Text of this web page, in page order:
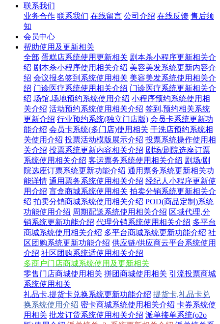
联系我们
业务合作 联系我们 在线留言 公司介绍 在线反馈 售后须
知
会员中心
帮助使用及更新相关
全部 蛋糕店系统使用更新相关 剧本杀小程序更新相关介
绍 剧本杀小程序使用相关介绍 美容美发系统更新内容介
绍 会议报名签到系统使用相关 美容美发系统使用相关介
绍 门诊医疗系统使用相关介绍 门诊医疗系统更新相关介
绍 场馆,场地预约系统使用介绍 小程序预约系统使用相
关介绍 活动预约系统使用相关介绍 签到,预约相关系统
更新介绍 行业预约系统(独立门店版) 会员卡系统更新功
能介绍 会员卡系统(多门店)使用相关 干洗店预约系统相
关使用介绍 投票活动模版展示介绍 投票系统操作使用相
关介绍 投票系统更新内容相关介绍 剧场/剧院选座订票
系统使用相关介绍 客运票务系统使用相关介绍 剧场/剧
院选座订票系统更新功能介绍 通用票务系统更新相关功
能详情 通用票务系统使用相关介绍 经纪人小程序更新使
用介绍 盲盒商城系统使用相关 拍卖分销系统更新相关介
绍 拍卖分销商城系统使用相关介绍 POD(商品定制)系统
功能使用介绍 周期配送系统使用相关介绍 区域代理,分
销系统更新功能介绍 代理分销系统使用相关介绍 多平台
商城系统使用相关介绍 多平台商城系统更新功能介绍 社
区团购系统更新功能介绍 供应链/供应商云平台系统使用
介绍 社区团购系统适使用相关介绍
多商户门店商城系统使用及更新相关
零售门店商城使用相关 拼团商城使用相关 引流投票商城
系统使用相关
礼品卡,提货卡兑换系统更新功能介绍 提货卡,礼品卡兑
换系统使用介绍 密卡商城系统使用相关介绍 卡券系统使
用相关 批发订货系统使用相关介绍 派单接单系统(o2o